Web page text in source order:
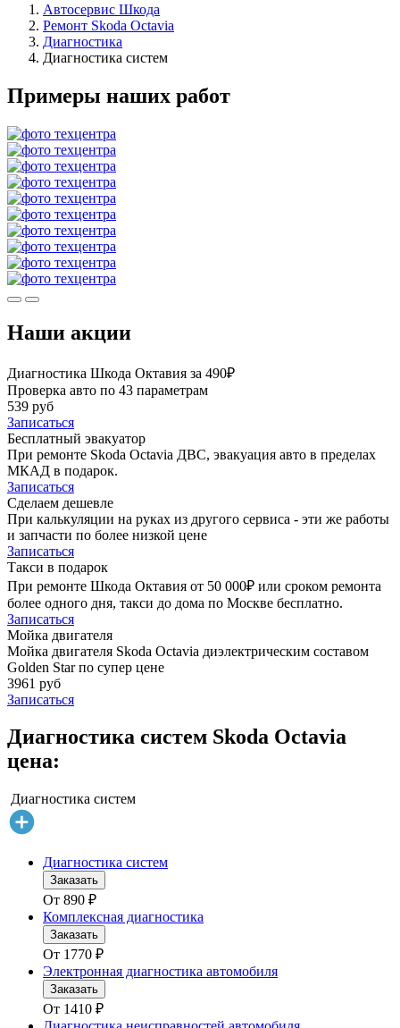
Автосервис Шкода
Ремонт Skoda Octavia
Диагностика
Диагностика систем
Примеры наших работ
Наши акции
Диагностика Шкода Октавия за 490₽
Проверка авто по 43 параметрам
539 руб
Записаться
Бесплатный эвакуатор
При ремонте Skoda Octavia ДВС, эвакуация авто в пределах
МКАД в подарок.
Записаться
Сделаем дешевле
При калькуляции на руках из другого сервиса - эти же работы
и запчасти по более низкой цене
Записаться
Такси в подарок
При ремонте Шкода Октавия от 50 000₽ или сроком ремонта
более одного дня, такси до дома по Москве бесплатно.
Записаться
Мойка двигателя
Мойка двигателя Skoda Octavia диэлектрическим составом
Golden Star по супер цене
3961 руб
Записаться
Диагностика систем Skoda Octavia
цена:
Диагностика систем
Диагностика систем
Заказать
От 890 ₽
Комплексная диагностика
Заказать
От 1770 ₽
Электронная диагностика автомобиля
Заказать
От 1410 ₽